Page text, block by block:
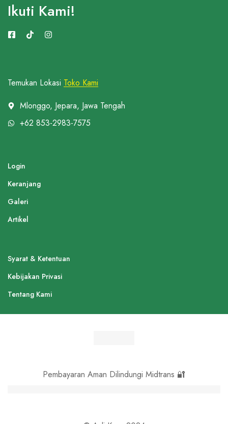
Temukan Lokasi Toko Kami
Mlonggo, Jepara, Jawa Tengah
+62 853-2983-7575
Login
Keranjang
Galeri
Artikel
Syarat & Ketentuan
Kebijakan Privasi
Tentang Kami
Ikuti Kami!
Pembayaran Aman Dilindungi Midtrans 🔐